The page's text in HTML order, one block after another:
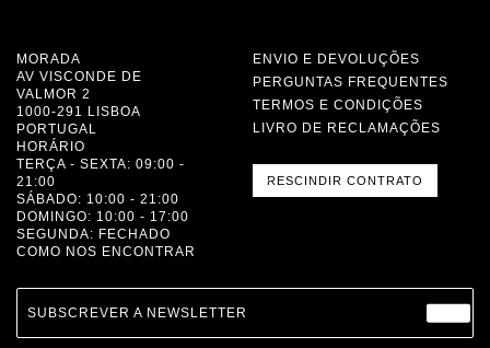
MORADA
AV VISCONDE DE
VALMOR 2
1000-291 LISBOA
PORTUGAL
HORÁRIO
TERÇA - SEXTA: 09:00 -
21:00
SÁBADO: 10:00 - 21:00
DOMINGO: 10:00 - 17:00
SEGUNDA: FECHADO
COMO NOS ENCONTRAR
ENVIO E DEVOLUÇÕES
PERGUNTAS FREQUENTES
TERMOS E CONDIÇÕES
LIVRO DE RECLAMAÇÕES
RESCINDIR CONTRATO
SUBSCREVER A NEWSLETTER